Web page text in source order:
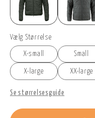
Vælg Størrelse
X-small Small
X-large XX-large
Se størrelsesguide